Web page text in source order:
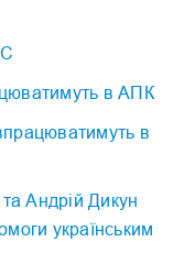
в АПК
в
Андрій Дикун
українським